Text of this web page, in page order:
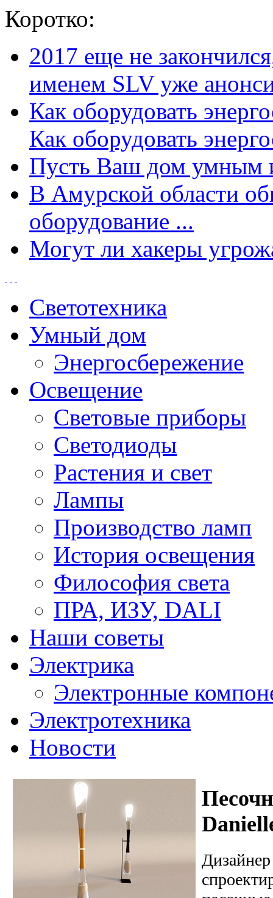
Коротко:
2017 еще не
именем SLV уже
Как оборудовать
Как оборудовать
Пусть Ваш дом умным
В Амурской области
оборудование ...
Могут ли хакеры
Светотехника
Умный дом
Энергосбережение
Освещение
Световые приборы
Светодиоды
Растения и свет
Лампы
Производство ламп
История освещения
Философия света
ПРА, ИЗУ, DALI
Наши советы
Электрика
Электронные
Электротехника
Новости